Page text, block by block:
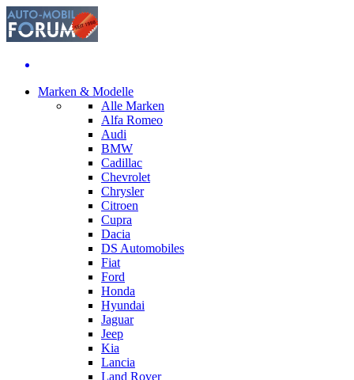
Marken & Modelle
Alle Marken
Alfa Romeo
Audi
BMW
Cadillac
Chevrolet
Chrysler
Citroen
Cupra
Dacia
DS Automobiles
Fiat
Ford
Honda
Hyundai
Jaguar
Jeep
Kia
Lancia
Land Rover